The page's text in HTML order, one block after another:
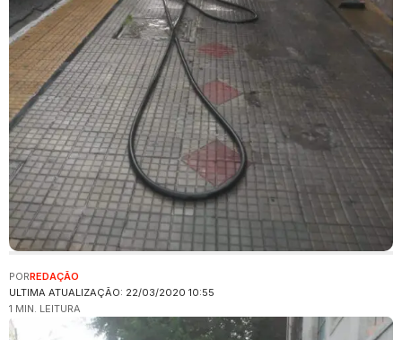
ULTIMA ATUALIZAÇÃO: 22/03/2020 10:55
PORREDAÇÃO
1 MIN. LEITURA